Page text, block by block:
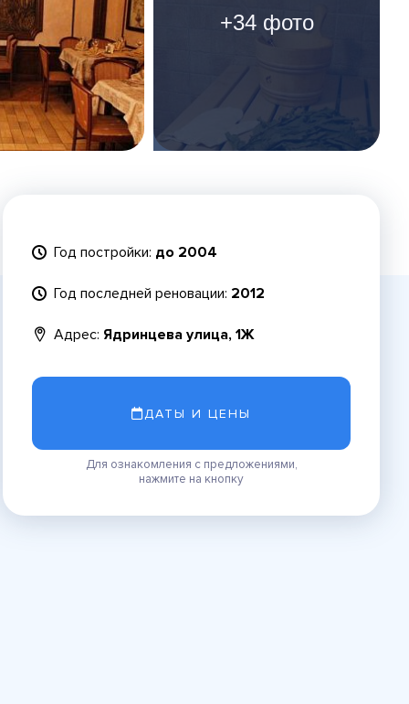
+34 фото
Год постройки: до 2004
Год последней реновации: 2012
Адрес: Ядринцева улица, 1Ж
ДАТЫ И ЦЕНЫ
Для ознакомления с предложениями,
нажмите на кнопку